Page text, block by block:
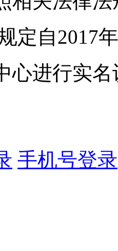
定自2017
心进行实名
手机号登录